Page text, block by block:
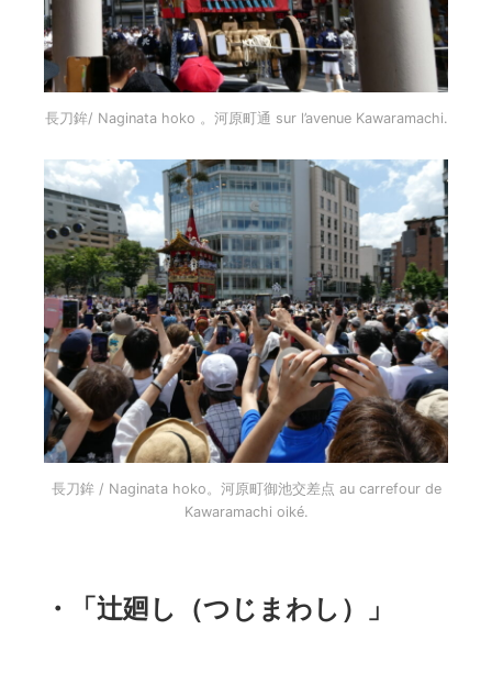
長刀鉾/ Naginata hoko 。河原町通 sur l’avenue Kawaramachi.
長刀鉾 / Naginata hoko。河原町御池交差点 au carrefour de
Kawaramachi oiké.
・「辻廻し（つじまわし）」